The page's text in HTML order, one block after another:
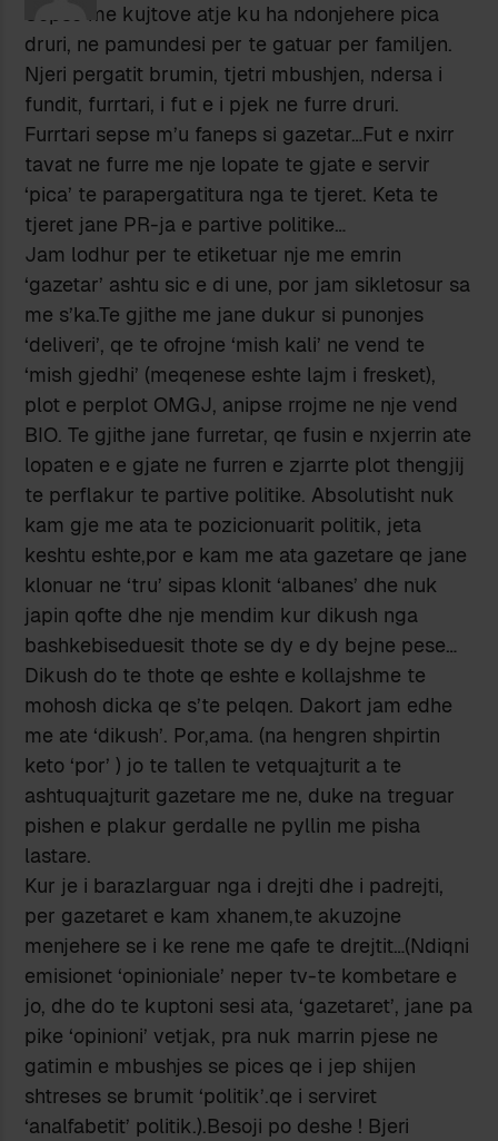
Sepse me kujtove atje ku ha ndonjehere pica
druri, ne pamundesi per te gatuar per familjen.
Njeri pergatit brumin, tjetri mbushjen, ndersa i
fundit, furrtari, i fut e i pjek ne furre druri.
Furrtari sepse m’u faneps si gazetar…Fut e nxirr
tavat ne furre me nje lopate te gjate e servir
‘pica’ te parapergatitura nga te tjeret. Keta te
tjeret jane PR-ja e partive politike…
Jam lodhur per te etiketuar nje me emrin
‘gazetar’ ashtu sic e di une, por jam sikletosur sa
me s’ka.Te gjithe me jane dukur si punonjes
‘deliveri’, qe te ofrojne ‘mish kali’ ne vend te
‘mish gjedhi’ (meqenese eshte lajm i fresket),
plot e perplot OMGJ, anipse rrojme ne nje vend
BIO. Te gjithe jane furretar, qe fusin e nxjerrin ate
lopaten e e gjate ne furren e zjarrte plot thengjij
te perflakur te partive politike. Absolutisht nuk
kam gje me ata te pozicionuarit politik, jeta
keshtu eshte,por e kam me ata gazetare qe jane
klonuar ne ‘tru’ sipas klonit ‘albanes’ dhe nuk
japin qofte dhe nje mendim kur dikush nga
bashkebiseduesit thote se dy e dy bejne pese…
Dikush do te thote qe eshte e kollajshme te
mohosh dicka qe s’te pelqen. Dakort jam edhe
me ate ‘dikush’. Por,ama. (na hengren shpirtin
keto ‘por’ ) jo te tallen te vetquajturit a te
ashtuquajturit gazetare me ne, duke na treguar
pishen e plakur gerdalle ne pyllin me pisha
lastare.
Kur je i barazlarguar nga i drejti dhe i padrejti,
per gazetaret e kam xhanem,te akuzojne
menjehere se i ke rene me qafe te drejtit…(Ndiqni
emisionet ‘opinioniale’ neper tv-te kombetare e
jo, dhe do te kuptoni sesi ata, ‘gazetaret’, jane pa
pike ‘opinioni’ vetjak, pra nuk marrin pjese ne
gatimin e mbushjes se pices qe i jep shijen
shtreses se brumit ‘politik’.qe i serviret
‘analfabetit’ politik.).Besoji po deshe ! Bjeri